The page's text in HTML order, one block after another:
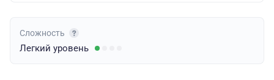
Сложность
Легкий уровень